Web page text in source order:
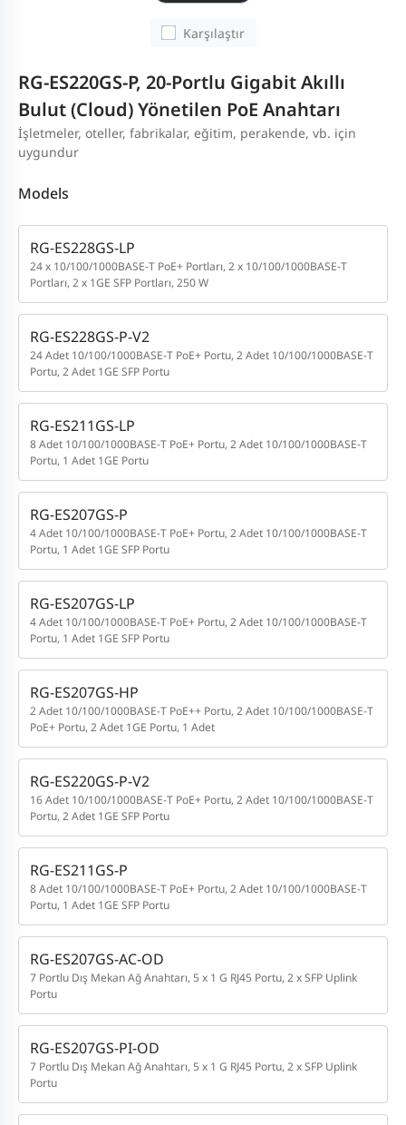
Karşılaştır
RG-ES220GS-P, 20-Portlu Gigabit Akıllı
Bulut (Cloud) Yönetilen PoE Anahtarı
İşletmeler, oteller, fabrikalar, eğitim, perakende, vb. için
uygundur
Models
RG-ES228GS-LP
24 x 10/100/1000BASE-T PoE+ Portları, 2 x 10/100/1000BASE-T
Portları, 2 x 1GE SFP Portları, 250 W
RG-ES228GS-P-V2
24 Adet 10/100/1000BASE-T PoE+ Portu, 2 Adet 10/100/1000BASE-T
Portu, 2 Adet 1GE SFP Portu
RG-ES211GS-LP
8 Adet 10/100/1000BASE-T PoE+ Portu, 2 Adet 10/100/1000BASE-T
Portu, 1 Adet 1GE Portu
RG-ES207GS-P
4 Adet 10/100/1000BASE-T PoE+ Portu, 2 Adet 10/100/1000BASE-T
Portu, 1 Adet 1GE SFP Portu
RG-ES207GS-LP
4 Adet 10/100/1000BASE-T PoE+ Portu, 2 Adet 10/100/1000BASE-T
Portu, 1 Adet 1GE SFP Portu
RG-ES207GS-HP
2 Adet 10/100/1000BASE-T PoE++ Portu, 2 Adet 10/100/1000BASE-T
PoE+ Portu, 2 Adet 1GE Portu, 1 Adet
RG-ES220GS-P-V2
16 Adet 10/100/1000BASE-T PoE+ Portu, 2 Adet 10/100/1000BASE-T
Portu, 2 Adet 1GE SFP Portu
RG-ES211GS-P
8 Adet 10/100/1000BASE-T PoE+ Portu, 2 Adet 10/100/1000BASE-T
Portu, 1 Adet 1GE SFP Portu
RG-ES207GS-AC-OD
7 Portlu Dış Mekan Ağ Anahtarı, 5 x 1 G RJ45 Portu, 2 x SFP Uplink
Portu
RG-ES207GS-PI-OD
7 Portlu Dış Mekan Ağ Anahtarı, 5 x 1 G RJ45 Portu, 2 x SFP Uplink
Portu